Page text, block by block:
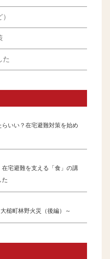
た
らいい？在宅避難対策を始め
宅避難を支える「食」の講
た
槌町林野火災（後編）～